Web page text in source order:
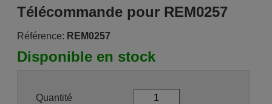
Télécommande pour REM0257
Référence: REM0257
Disponible en stock
Quantité